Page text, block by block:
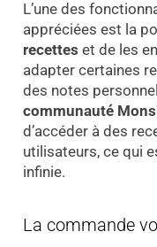
L’une des
appréciées est la
recettes et de les
adapter certaines
des notes
communauté
d’accéder à des
utilisateurs, ce qui
infinie.
La commande